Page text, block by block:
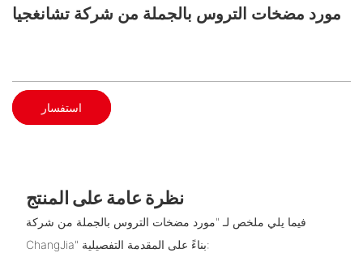
مورد مضخات التروس بالجملة من شركة تشانغجيا
استفسار
نظرة عامة على المنتج
فيما يلي ملخص لـ "مورد مضخات التروس بالجملة من شركة
ChangJia" بناءً على المقدمة التفصيلية: